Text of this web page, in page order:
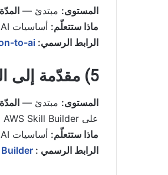
المستوى: مبتدئ —
ماذا ستتعلّم: أساسيات AI وML وDL وLLMs وتطبيقاتها في NLP والرؤية والروبوتات + قضايا أخلاقية.
الرابط الرسمي: to-ai
5) مقدّمة إلى الذكاء الاصطناعي التوليدي – AWS
المستوى: مبتدئ —
على AWS Skill Builder
ماذا ستتعلّم: أساسيات Generative AI، حالات الاستخدام، لمحة عن Amazon Bedrock ومسارات للمطوّرين.
الرابط الرسمي :